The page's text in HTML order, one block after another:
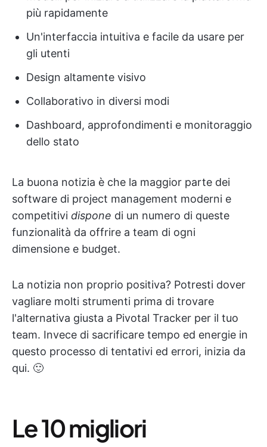
più rapidamente
Un'interfaccia intuitiva e facile da usare per
gli utenti
Design altamente visivo
Collaborativo in diversi modi
Dashboard, approfondimenti e monitoraggio
dello stato
La buona notizia è che la maggior parte dei
software di project management moderni e
competitivi dispone di un numero di queste
funzionalità da offrire a team di ogni
dimensione e budget.
La notizia non proprio positiva? Potresti dover
vagliare molti strumenti prima di trovare
l'alternativa giusta a Pivotal Tracker per il tuo
team. Invece di sacrificare tempo ed energie in
questo processo di tentativi ed errori, inizia da
qui. 🙂
Le 10 migliori